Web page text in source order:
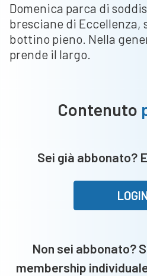
Domenica parca di
bresciane di Eccellenza,
bottino pieno. Nella
prende il largo.
Contenuto
Sei già abbonato?
Non sei abbonato?
membership